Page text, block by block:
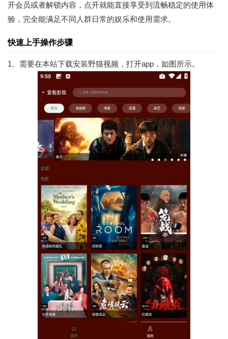
开会员或者解锁内容，点开就能直接享受到流畅稳定的使用体
验，完全能满足不同人群日常的娱乐和使用需求。
快速上手操作步骤
1、需要在本站下载安装野猫视频，打开app，如图所示。